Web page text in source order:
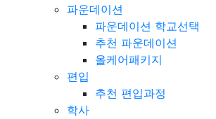
파운데이션
파운데이션 학교선택
추천 파운데이션
올케어패키지
편입
추천 편입과정
학사